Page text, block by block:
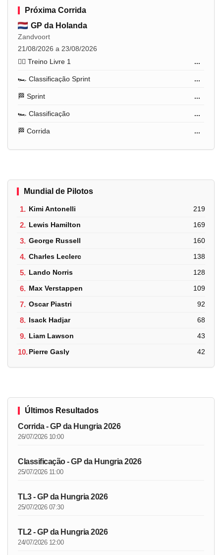
Próxima Corrida
GP da Holanda
Zandvoort
21/08/2026 a 23/08/2026
🏋️‍♂️ Treino Livre 1
...
🏎️ Classificação Sprint ...
🏁 Sprint ...
🏎️ Classificação ...
🏁 Corrida ...
Mundial de Pilotos
1. Kimi Antonelli 219
2. Lewis Hamilton 169
3. George Russell 160
4. Charles Leclerc 138
5. Lando Norris 128
6. Max Verstappen 109
7. Oscar Piastri 92
8. Isack Hadjar 68
9. Liam Lawson 43
10.Pierre Gasly 42
Últimos Resultados
Corrida - GP da Hungria 2026
26/07/2026 10:00
Classificação - GP da Hungria 2026
25/07/2026 11:00
TL3 - GP da Hungria 2026
25/07/2026 07:30
TL2 - GP da Hungria 2026
24/07/2026 12:00